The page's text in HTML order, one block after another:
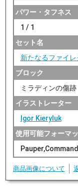
パワー・タフネス
1 / 1
セット名
新たなるファイレ
ブロック
ミラディンの傷跡
イラストレーター
Igor Kieryluk
使用可能フォーマ
商品画像について